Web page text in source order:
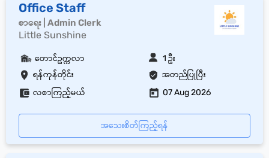
Office Staff
စာရေး | Admin Clerk
Little Sunshine
ရန်ကုန်တိုင်း အတည်ပြုပြီး
တောင်ဥက္ကလာ 1 ဦး
လစာကြည့်မယ် 07 Aug 2026
အသေးစိတ်ကြည့်ရန်